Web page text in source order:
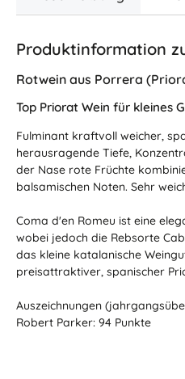
Produktinformation
Rotwein aus Porrera
Top Priorat Wein für kleines
Fulminant kraftvoll weicher,
herausragende Tiefe,
der Nase rote Früchte
balsamischen Noten. Sehr
Coma d'en Romeu ist eine
wobei jedoch die Rebsorte
das kleine katalanische
preisattraktiver, spanischer
Auszeichnungen
Robert Parker: 94 Punkte